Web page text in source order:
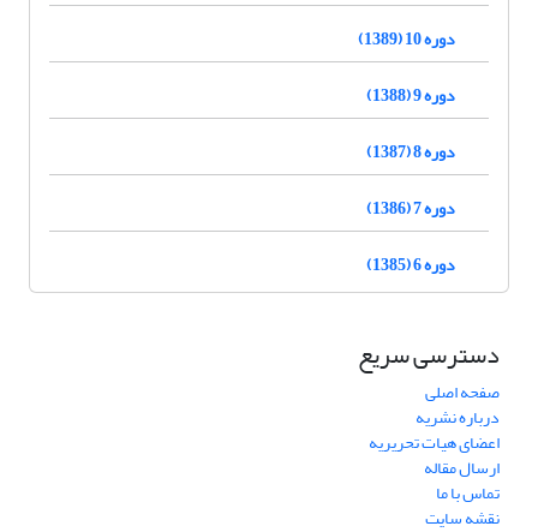
دوره 10 (1389)
دوره 9 (1388)
دوره 8 (1387)
دوره 7 (1386)
دوره 6 (1385)
دسترسی سریع
صفحه اصلی
درباره نشریه
اعضای هیات تحریریه
ارسال مقاله
تماس با ما
نقشه سایت